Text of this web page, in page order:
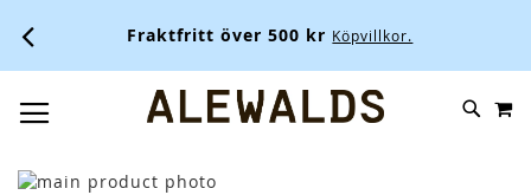
Fraktfritt över 500 kr Köpvillkor.
SKIP
Skip